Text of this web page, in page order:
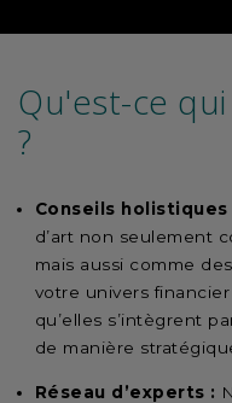
Qu'est-ce
?
Conseils holistiques
d’art non seulement
mais aussi comme
votre univers
qu’elles s’intègrent
de manière
Réseau d’experts :